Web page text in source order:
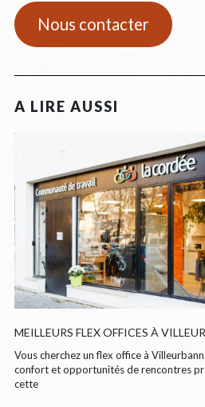
Nous contacter
MEILLEURS FLEX OFFICES À
Vous cherchez un flex office à
confort et opportunités de rencontres
cette